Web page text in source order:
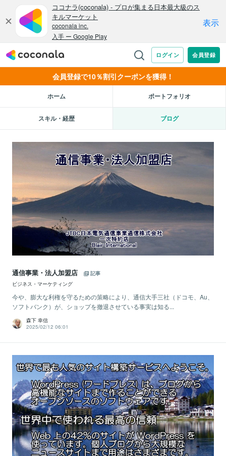
会員登録で10％割引クーポンを獲得！
ホーム ポートフォリオ
スキル・経歴 ブログ
通信事業・法人加盟店
記事
ビジネス・マーケティング
今や、膨大な利権を守るための策略により、通信大手三社（ドコモ、Au、
ソフトバンク）が、ショップを撤退させている事実は知る...
森下 幸信
2025/02/12 06:01